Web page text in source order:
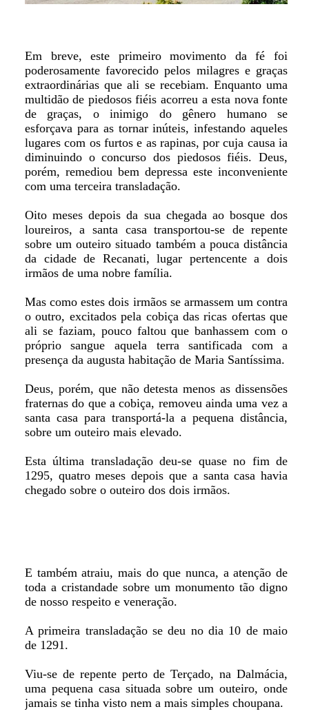
Em breve, este primeiro movimento da fé foi
poderosamente favorecido pelos milagres e graças
extraordinárias que ali se recebiam. Enquanto uma
multidão de piedosos fiéis acorreu a esta nova fonte
de graças, o inimigo do gênero humano se
esforçava para as tornar inúteis, infestando aqueles
lugares com os furtos e as rapinas, por cuja causa ia
diminuindo o concurso dos piedosos fiéis. Deus,
porém, remediou bem depressa este inconveniente
com uma terceira transladação.
Oito meses depois da sua chegada ao bosque dos
loureiros, a santa casa transportou-se de repente
sobre um outeiro situado também a pouca distância
da cidade de Recanati, lugar pertencente a dois
irmãos de uma nobre família.
Mas como estes dois irmãos se armassem um contra
o outro, excitados pela cobiça das ricas ofertas que
ali se faziam, pouco faltou que banhassem com o
próprio sangue aquela terra santificada com a
presença da augusta habitação de Maria Santíssima.
Deus, porém, que não detesta menos as dissensões
fraternas do que a cobiça, removeu ainda uma vez a
santa casa para transportá-la a pequena distância,
sobre um outeiro mais elevado.
Esta última transladação deu-se quase no fim de
1295, quatro meses depois que a santa casa havia
chegado sobre o outeiro dos dois irmãos.
E também atraiu, mais do que nunca, a atenção de
toda a cristandade sobre um monumento tão digno
de nosso respeito e veneração.
A primeira transladação se deu no dia 10 de maio
de 1291.
Viu-se de repente perto de Terçado, na Dalmácia,
uma pequena casa situada sobre um outeiro, onde
jamais se tinha visto nem a mais simples choupana.